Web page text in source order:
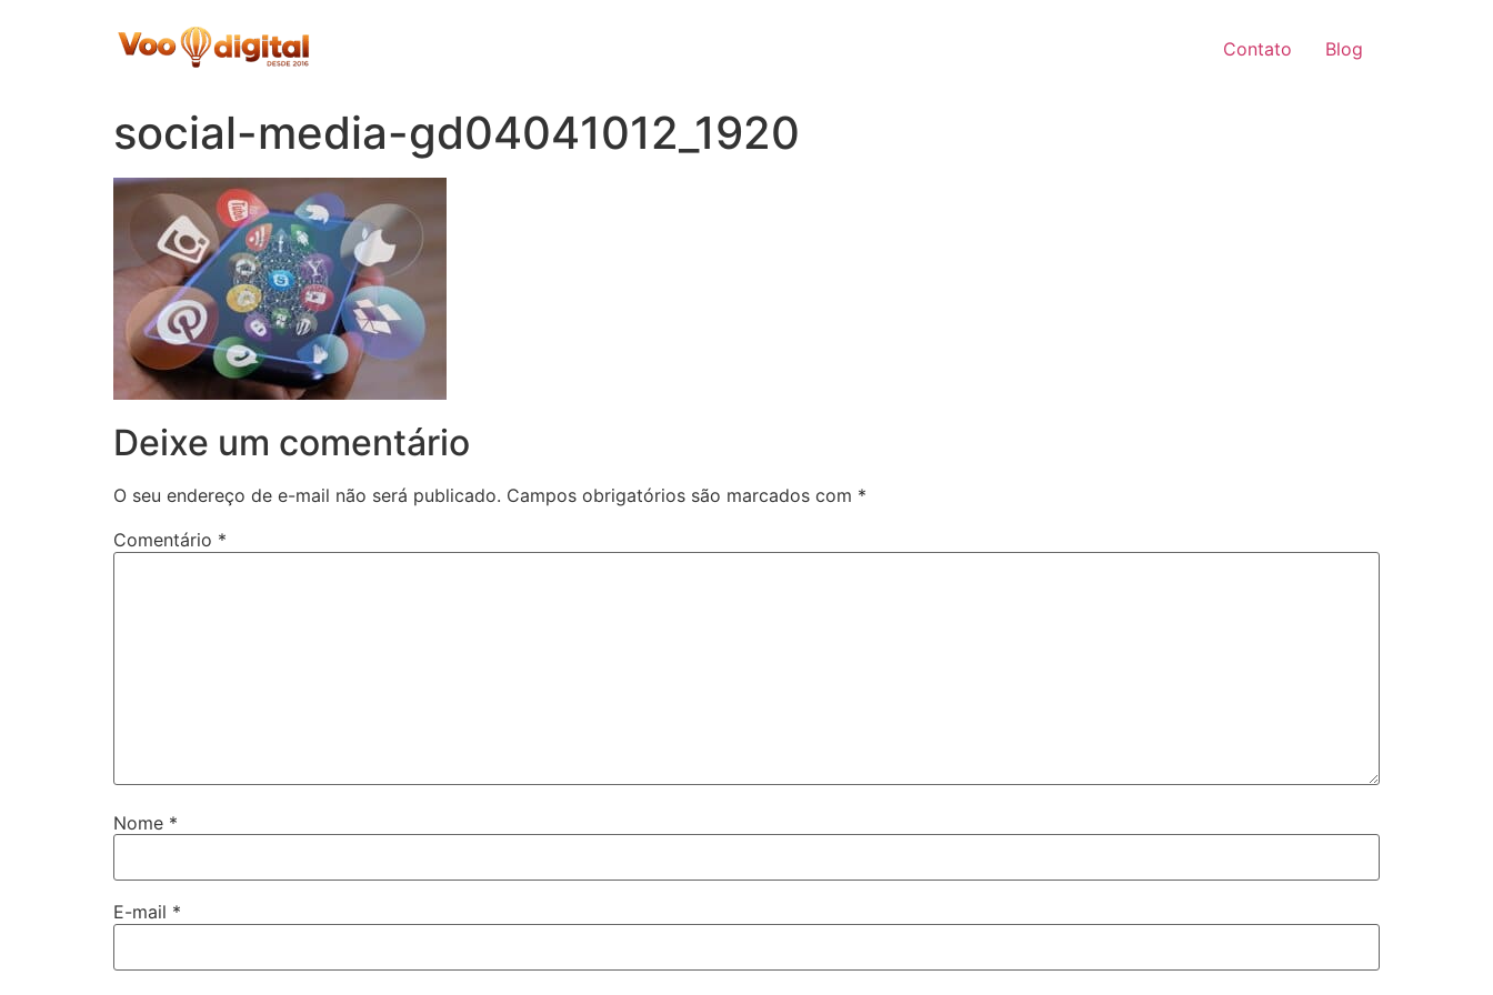
Contato Blog
social-media-gd04041012_1920
Deixe um comentário
O seu endereço de e-mail não será publicado. Campos obrigatórios são marcados com *
Comentário *
Nome *
E-mail *